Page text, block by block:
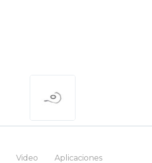
Video Aplicaciones